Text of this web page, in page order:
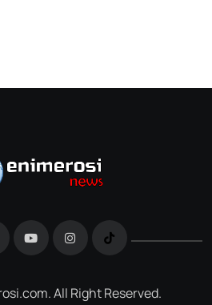
All Right Reserved.